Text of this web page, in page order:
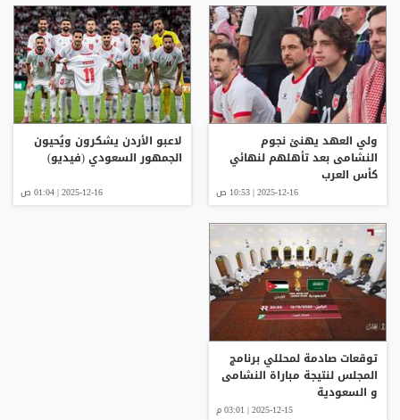
ولي العهد يهنئ نجوم
النشامى بعد تأهلهم لنهائي
كأس العرب
2025-12-16 | 10:53 ص
لاعبو الأردن يشكرون ويُحيون
الجمهور السعودي (فيديو)
2025-12-16 | 01:04 ص
توقعات صادمة لمحللي برنامج
المجلس لنتيجة مباراة النشامى
و السعودية
2025-12-15 | 03:01 م